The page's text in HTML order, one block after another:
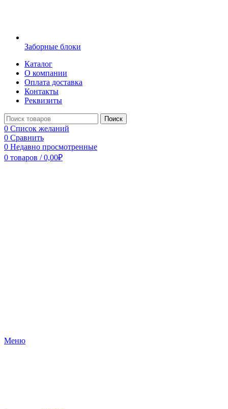
Заборные блоки
Каталог
О компании
Оплата доставка
Контакты
Реквизиты
Поиск
0 Список желаний
0 Сравнить
0 Недавно просмотренные
0 товаров / 0,00₽
Меню